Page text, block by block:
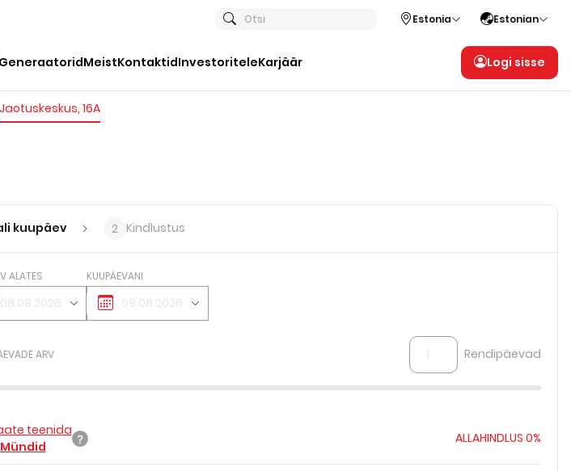
Otsi Estonia Estonian
GeneraatoridMeistKontaktidInvestoriteleKarjäär Logi sisse
Jaotuskeskus, 16A
kuupäev 2 Kindlustus
ALATES KUUPÄEVANI
ARV Rendipäevad
teenida
Mündid
ALLAHINDLUS 0%